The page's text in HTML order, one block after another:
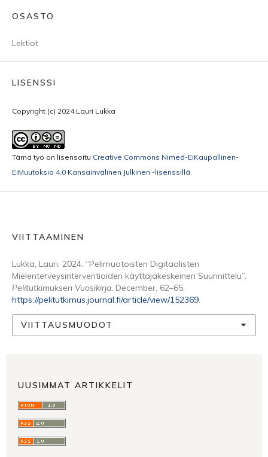
OSASTO
Lektiot
LISENSSI
Copyright (c) 2024 Lauri Lukka
Tämä työ on lisensoitu Creative Commons Nimeä-EiKaupallinen-
EiMuutoksia 4.0 Kansainvälinen Julkinen -lisenssillä
VIITTAAMINEN
Lukka, Lauri. 2024. “Pelimuotoisten Digitaalisten
Mielenterveysinterventioiden käyttäjäkeskeinen Suunnittelu”.
Pelitutkimuksen Vuosikirja, December, 62–65.
https://pelitutkimus.journal.fi/article/view/152369.
VIITTAUSMUODOT
UUSIMMAT ARTIKKELIT